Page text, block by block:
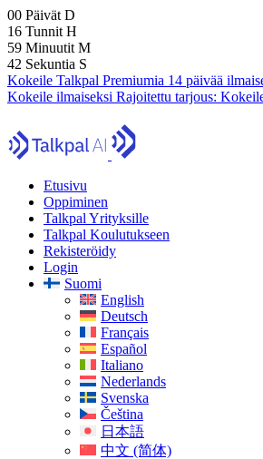
00 Päivät D
16 Tunnit H
59 Minuutit M
41 Sekuntia S
Kokeile Talkpal Premiumia 14 päivää
Kokeile ilmaiseksi Rajoitettu tarjous:
Etusivu
Oppiminen
Talkpal Yrityksille
Talkpal Koulutukseen
Rekisteröidy
Login
Suomi
English
Deutsch
Français
Español
Italiano
Nederlands
Svenska
Čeština
日本語
中文 (简体)